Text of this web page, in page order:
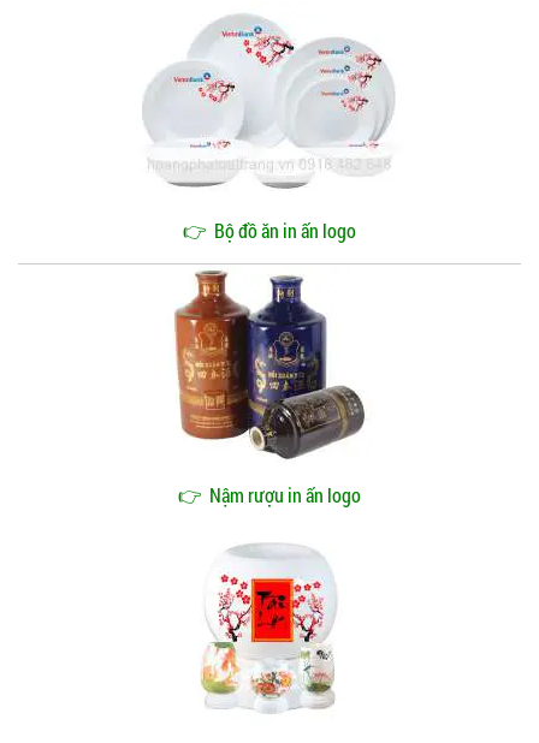
👉 Bộ đồ ăn in ấn logo
👉 Nậm rượu in ấn logo